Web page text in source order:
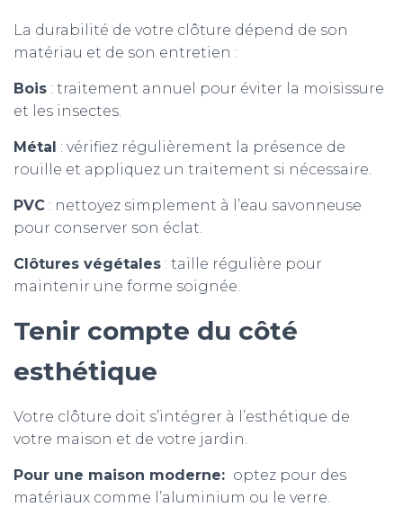
La durabilité de votre clôture dépend de son
matériau et de son entretien :
Bois : traitement annuel pour éviter la moisissure
et les insectes.
Métal : vérifiez régulièrement la présence de
rouille et appliquez un traitement si nécessaire.
PVC : nettoyez simplement à l’eau savonneuse
pour conserver son éclat.
Clôtures végétales : taille régulière pour
maintenir une forme soignée.
Tenir compte du côté
esthétique
Votre clôture doit s’intégrer à l’esthétique de
votre maison et de votre jardin.
Pour une maison moderne: optez pour des
matériaux comme l’aluminium ou le verre.